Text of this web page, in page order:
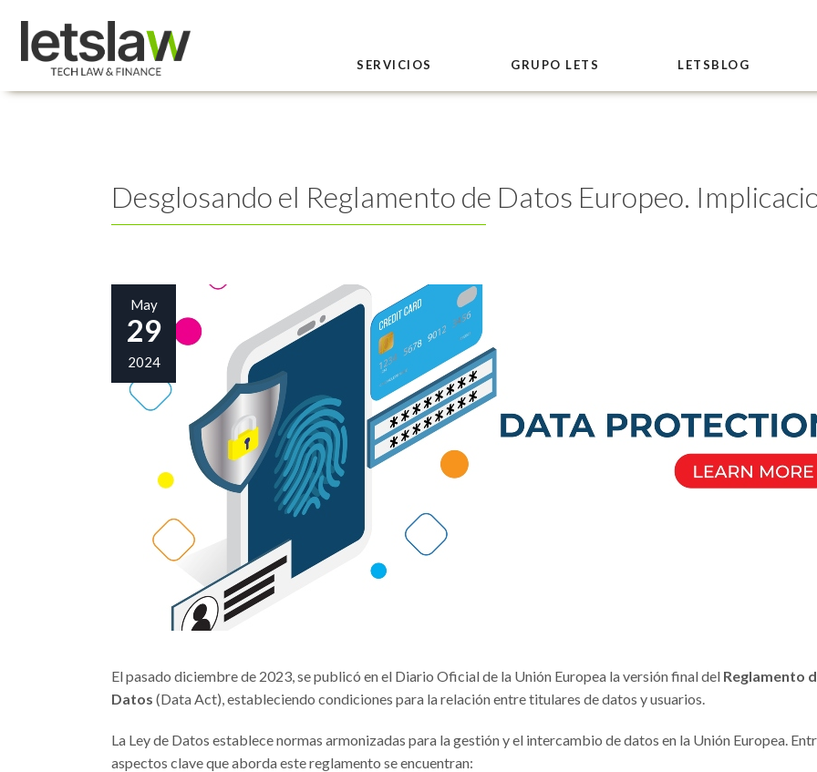
SERVICIOS GRUPO LETS LETSBLOG
Desglosando el Reglamento de Datos Europeo.
May
29
2024
El pasado diciembre de 2023, se publicó en el Diario Oficial de la Unión Europea la versión final del Reglamento
Datos (Data Act), estableciendo condiciones para la relación entre titulares de datos y usuarios.
La Ley de Datos establece normas armonizadas para la gestión y el intercambio de datos en la Unión Europea.
aspectos clave que aborda este reglamento se encuentran: